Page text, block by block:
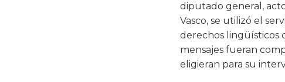
diputado general,
Vasco, se utilizó el
derechos lingüísticos
mensajes fueran
eligieran para su